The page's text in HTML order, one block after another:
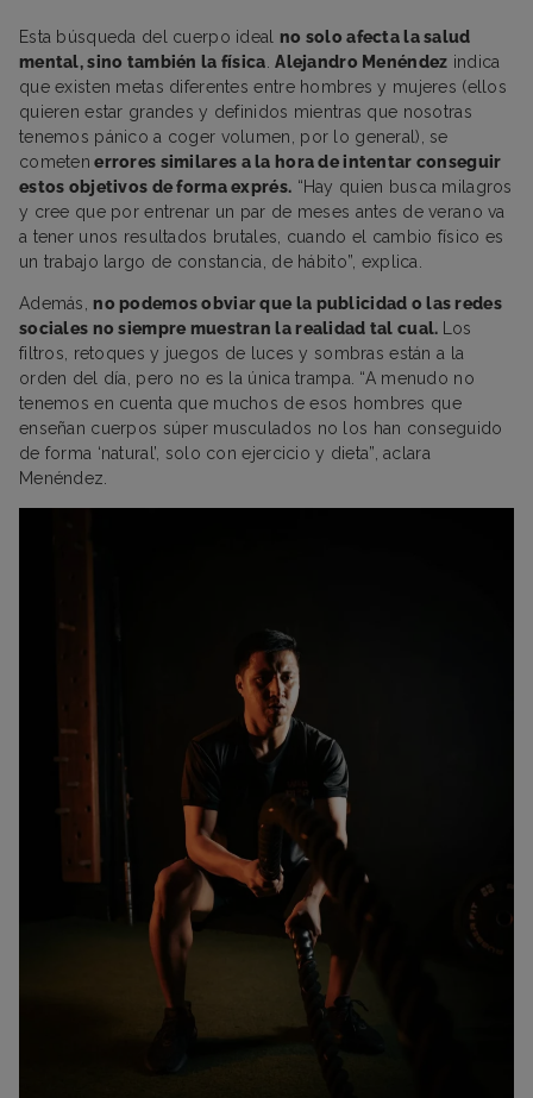
Esta búsqueda del cuerpo ideal no solo afecta la salud
mental, sino también la física .Alejandro Menéndez indica
que existen metas diferentes entre hombres y mujeres (ellos
quieren estar grandes y definidos mientras que nosotras
tenemos pánico a coger volumen, por lo general), se
cometen errores similares a la hora de intentar conseguir
estos objetivos de forma exprés. “Hay quien busca milagros
y cree que por entrenar un par de meses antes de verano va
a tener unos resultados brutales, cuando el cambio físico es
un trabajo largo de constancia, de hábito”, explica.
Además,no podemos obviar que la publicidad o las redes
sociales no siempre muestran la realidad tal cual.
Los
filtros, retoques y juegos de luces y sombras están a la
orden del día, pero no es la única trampa. “A menudo no
tenemos en cuenta que muchos de esos hombres que
enseñan cuerpos súper musculados no los han conseguido
de forma ‘natural’, solo con ejercicio y dieta”, aclara
Menéndez.